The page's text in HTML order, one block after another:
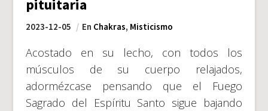
pituitaria
2023-12-05 En Chakras, Misticismo
Acostado en su lecho, con todos los
músculos de su cuerpo relajados,
adormézcase pensando que el Fuego
Sagrado del Espíritu Santo sigue bajando